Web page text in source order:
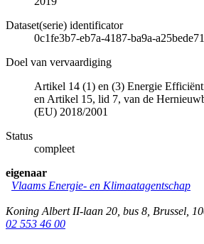
Dataset(serie) identificator
0c1fe3b7-eb7a-4187-ba9a-
Doel van vervaardiging
Artikel 14 (1) en (3) Energie
en Artikel 15, lid 7, van de
(EU) 2018/2001
Status
compleet
eigenaar
Vlaams Energie- en Klimaatagentschap
Koning Albert II-laan 20, bus 8 Brussel
02 553 46 00